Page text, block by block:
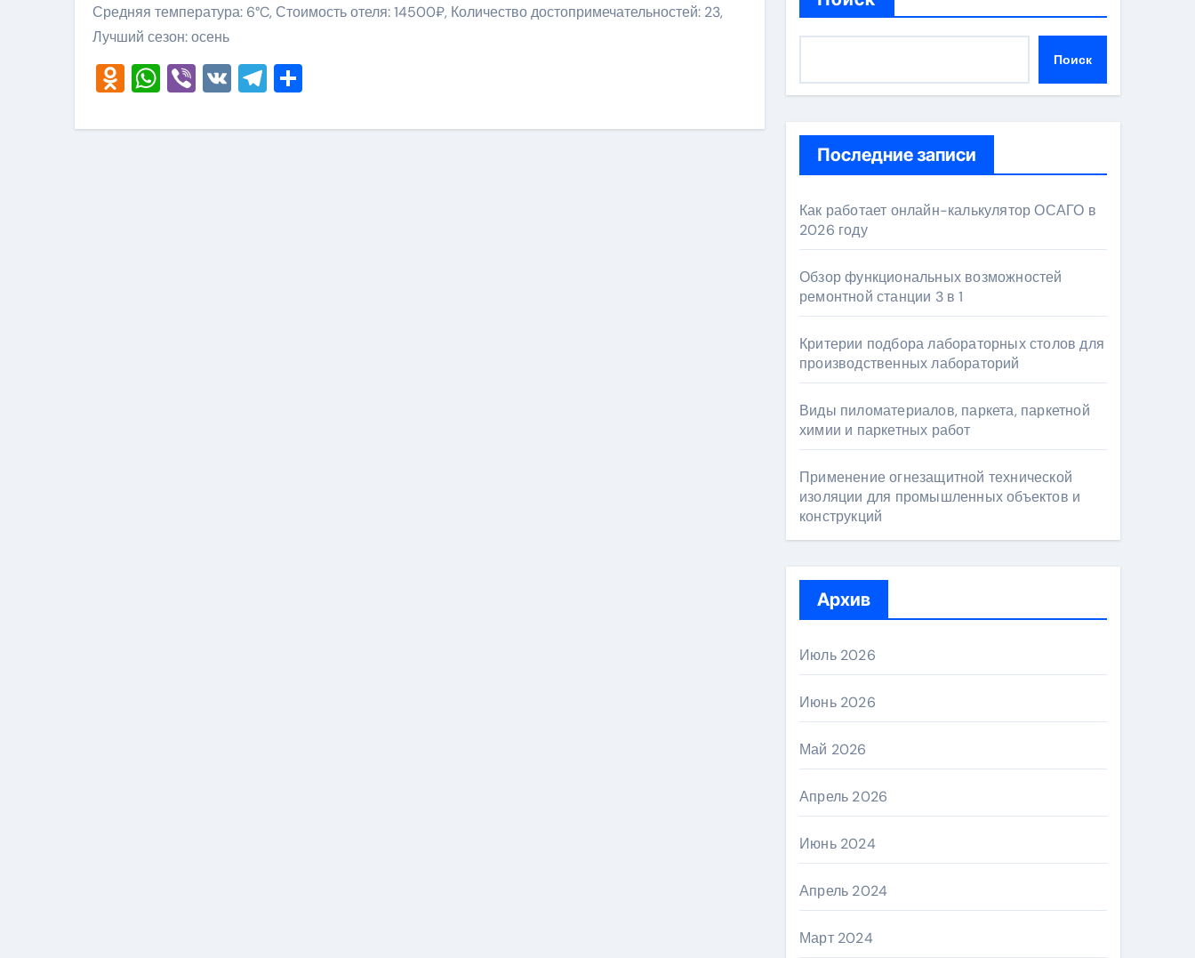
Средняя температура: 6°C, Стоимость отеля: 14500₽, Количество достопримечательностей: 23,
Лучший сезон: осень
Odnoklassniki
WhatsApp
Viber
VKTelegram Поиск
Последние записи
Как работает онлайн-калькулятор ОСАГО в
2026 году
Обзор функциональных возможностей
ремонтной станции 3 в 1
Критерии подбора лабораторных столов для
производственных лабораторий
Виды пиломатериалов, паркета, паркетной
химии и паркетных работ
Применение огнезащитной технической
изоляции для промышленных объектов и
конструкций
Архив
Июль 2026
Июнь 2026
Май 2026
Апрель 2026
Июнь 2024
Апрель 2024
Март 2024